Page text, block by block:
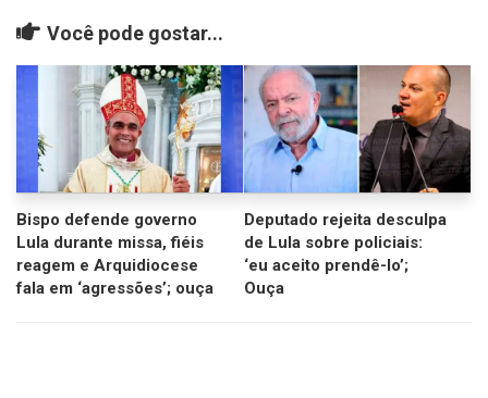
Você pode gostar...
Bispo defende governo
Lula durante missa, fiéis
reagem e Arquidiocese
fala em ‘agressões’; ouça
Deputado rejeita desculpa
de Lula sobre policiais:
‘eu aceito prendê-lo’;
Ouça